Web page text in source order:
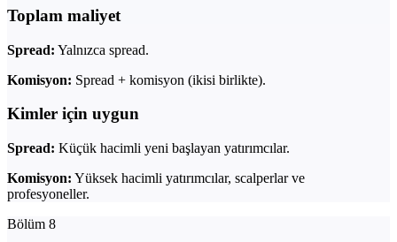
Toplam maliyet
Spread: Yalnızca spread.
Komisyon: Spread + komisyon (ikisi birlikte).
Kimler için uygun
Spread: Küçük hacimli yeni başlayan yatırımcılar.
Komisyon: Yüksek hacimli yatırımcılar, scalperlar ve
profesyoneller.
Bölüm 8